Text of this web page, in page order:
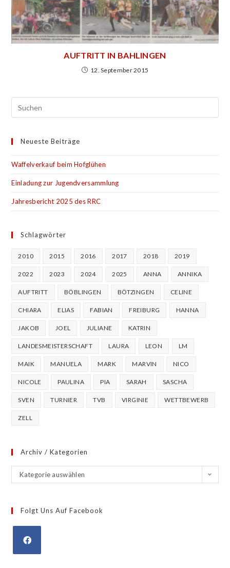
AUFTRITT IN BAHLINGEN
12. September 2015
Neueste Beiträge
Waffelverkauf beim Hofglühen
Einladung zur Jugendversammlung
Jahresbericht 2025 des RRC
Schlagwörter
2010 2015 2016 2017 2018 2019
2022 2023 2024 2025 ANNA ANNIKA
AUFTRITT BÖBLINGEN BÖTZINGEN CELINE
CHIARA ELIAS FABIAN FREIBURG HANNA
JAKOB JOEL JULIANE KATRIN
LANDESMEISTERSCHAFT LAURA LEON LM
MAIK MANUELA MARK MARVIN NICO
NICOLE PAULINA PIA SARAH SASCHA
SVEN TURNIER TVB VIRGINIE WETTBEWERB
ZELL
Archiv / Kategorien
Kategorie auswählen
Folgt Uns Auf Facebook